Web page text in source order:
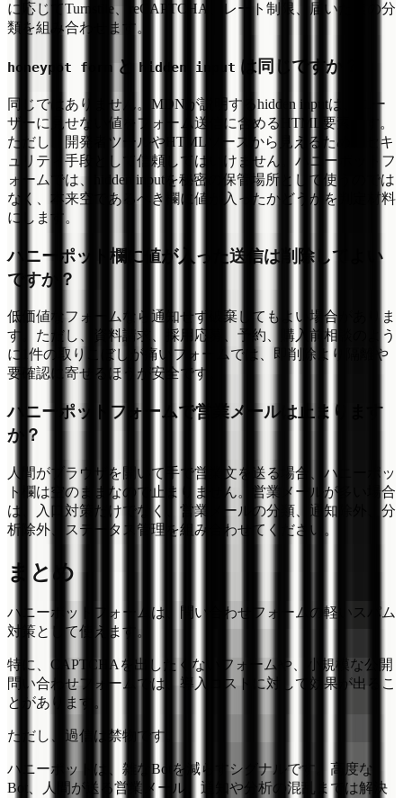
に応じてTurnstile、reCAPTCHA、レート制限、届いた後の分
類を組み合わせます。
honeypot form と hidden input は同じですか？
同じではありません。MDNが説明するhidden inputは、ユー
ザーに見せない値をフォーム送信に含めるHTML要素です。
ただし、開発者ツールやHTMLソースから見えるため、セキ
ュリティ手段として信頼してはいけません。ハニーポットフ
ォームでは、hidden inputを秘密の保管場所として使うのでは
なく、本来空であるべき欄に値が入ったかどうかを判定材料
にします。
ハニーポット欄に値が入った送信は削除してよい
ですか？
低価値なフォームなら通知せず破棄してもよい場合がありま
す。ただし、資料請求、採用応募、予約、購入前相談のよう
に1件の取りこぼしが痛いフォームでは、即削除より隔離や
要確認に寄せるほうが安全です。
ハニーポットフォームで営業メールは止まります
か？
人間がブラウザを開いて手で営業文を送る場合、ハニーポッ
ト欄は空のままなので止まりません。営業メールが多い場合
は、入口対策だけでなく、営業メールの分類、通知除外、分
析除外、ステータス管理を組み合わせてください。
まとめ
ハニーポットフォームは、問い合わせフォームの軽いスパム
対策として使えます。
特に、CAPTCHAを出したくないフォームや、小規模な公開
問い合わせフォームでは、導入コストに対して効果が出るこ
とがあります。
ただし、過信は禁物です。
ハニーポットは、雑なBotを減らすシグナルです。高度な
Bot、人間が送る営業メール、通知や分析の混乱までは解決